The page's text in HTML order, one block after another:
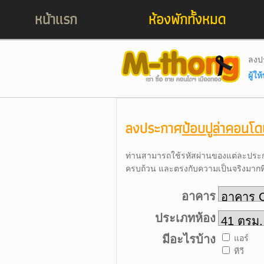
หน้าแรก ห้องพักทั้งหมด
ลง
ผู้ใ
ลงประกาศป้อบปูล่าคอนโ
ท่านสามารถใช้รหัสผ่านของแต่ละปร
ครบถ้วน และตรงกับความเป็นจริงมา
อาคาร
ประเภทห้อง
มีอะไรบ้าง
แอร์
ทีวี